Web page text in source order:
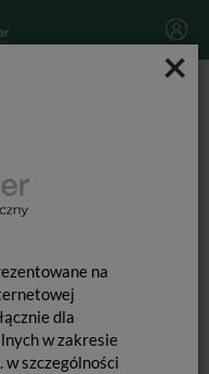
×
na
dla
w zakresie
szczególności
360 / 5ml